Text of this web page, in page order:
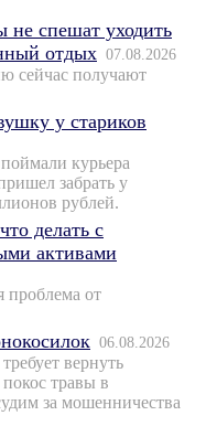
не спешат уходить
отдых 07.08.2026
сейчас получают
у стариков
курьера
забрать у
рублей.
делать с
активами
проблема от
06.08.2026
вернуть
травы в
за мошенничества